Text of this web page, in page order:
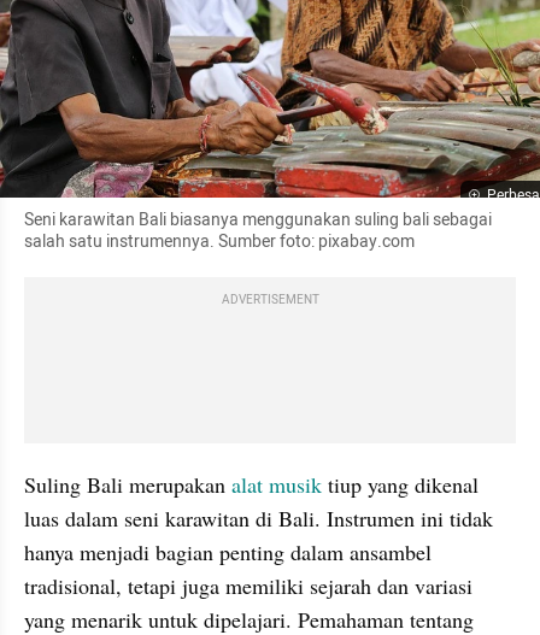
Seni karawitan Bali biasanya menggunakan suling bali sebagai
salah satu instrumennya. Sumber foto: pixabay.com
ADVERTISEMENT
Suling Bali merupakan alat musik tiup yang dikenal
luas dalam seni karawitan di Bali. Instrumen ini tidak
hanya menjadi bagian penting dalam ansambel
tradisional, tetapi juga memiliki sejarah dan variasi
yang menarik untuk dipelajari. Pemahaman tentang